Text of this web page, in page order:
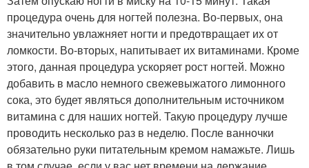
процедура очень для ногтей полезна. Во-первых, она
значительно увлажняет ногти и предотвращает их от
ломкости. Во-вторых, напитывает их витаминами. Кроме
этого, данная процедура ускоряет рост ногтей. Можно
добавить в масло немного свежевыжатого лимонного
сока, это будет являться дополнительным источником
витамина с для наших ногтей. Такую процедуру лучше
проводить несколько раз в неделю. После ванночки
обязательно руки питательным кремом намажьте. Лишь